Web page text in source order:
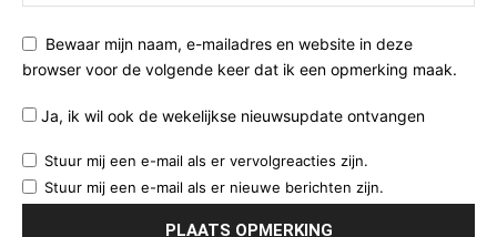
Bewaar mijn naam, e-mailadres en website in deze
browser voor de volgende keer dat ik een opmerking maak.
Ja, ik wil ook de wekelijkse nieuwsupdate ontvangen
Stuur mij een e-mail als er vervolgreacties zijn.
Stuur mij een e-mail als er nieuwe berichten zijn.